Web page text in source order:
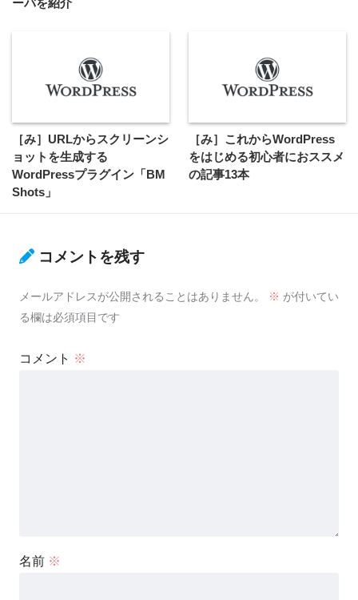
ーバを紹介
［み］URLからスクリーンシ
ョットを生成する
WordPressプラグイン「BM
Shots」
［み］これからWordPress
をはじめる初心者におススメ
の記事13本
コメントを残す
メールアドレスが公開されることはありません。 ※ が付いてい
る欄は必須項目です
コメント ※
名前 ※